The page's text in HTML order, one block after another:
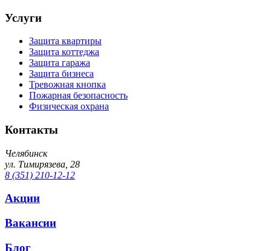
Услуги
Защита квартиры
Защита коттеджа
Защита гаража
Защита бизнеса
Тревожная кнопка
Пожарная безопасность
Физическая охрана
Контакты
Челябинск
ул. Тимирязева, 28
8 (351) 210-12-12
Акции
Вакансии
Блог